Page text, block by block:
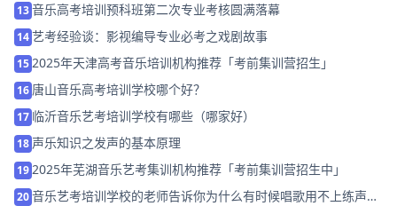
13音乐高考培训预科班第二次专业考核圆满落幕
14艺考经验谈：影视编导专业必考之戏剧故事
152025年天津高考音乐培训机构推荐「考前集训营招生」
16 唐山音乐高考培训学校哪个好？
17 临沂音乐艺考培训学校有哪些（哪家好）
18 声乐知识之发声的基本原理
192025年芜湖音乐艺考集训机构推荐「考前集训营招生中」
20音乐艺考培训学校的老师告诉你为什么有时候唱歌用不上练声的